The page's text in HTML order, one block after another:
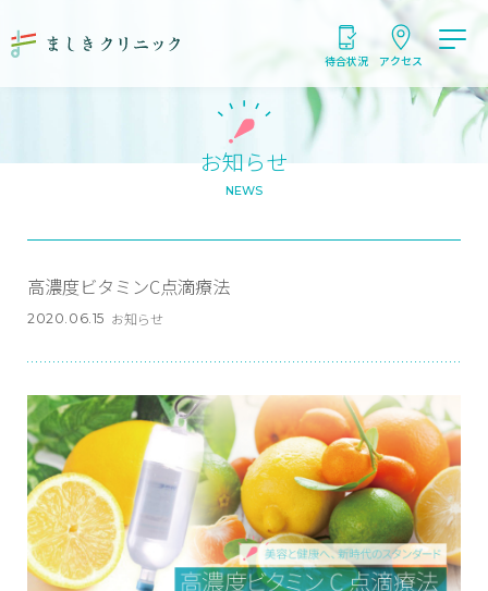
ま
し
き
リ
9:00 - 18:00 9:00 - 12:30 9:00 - 14:00
navigation
待合状況 アクセス
お知らせ
NEWS
高濃度ビタミンC点滴療法
2020.06.15 お知らせ